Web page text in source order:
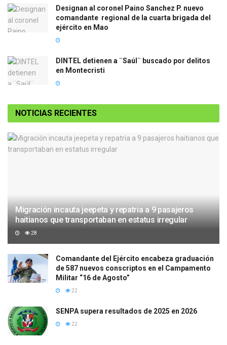
Designan al coronel Paino Sanchez P. nuevo
comandante regional de la cuarta brigada del
ejército en Mao
DINTEL detienen a ¨Saúl¨ buscado por delitos
en Montecristi
NOTICIAS RECIENTES
Migración incauta jeepeta y repatria a 9 pasajeros
haitianos que transportaban en estatus irregular
28
Comandante del Ejército encabeza graduación
de 587 nuevos conscriptos en el Campamento
Militar “16 de Agosto”
22
SENPA supera resultados de 2025 en 2026
22